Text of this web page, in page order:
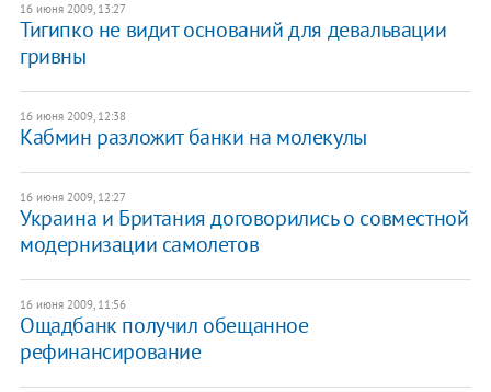
16 июня 2009, 13:27
Тигипко не видит оснований для девальвации
гривны
16 июня 2009, 12:38
Кабмин разложит банки на молекулы
16 июня 2009, 12:27
Украина и Британия договорились о совместной
модернизации самолетов
16 июня 2009, 11:56
Ощадбанк получил обещанное
рефинансирование